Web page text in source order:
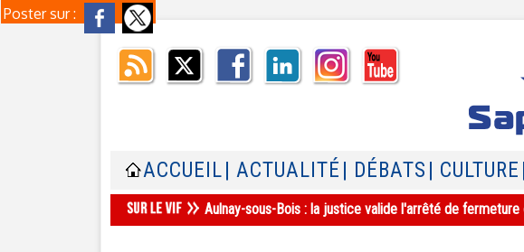
Poster sur :
ACCUEIL | ACTUALITÉ | DÉBATS | CULTURE
Aulnay-sous-Bois : la justice valide l'arrêté de